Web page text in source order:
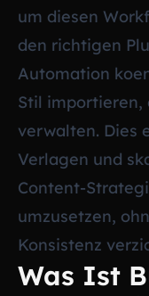
um diesen
den richtigen
Automation
Stil importieren,
verwalten. Dies
Verlagen und
Content-
umzusetzen,
Konsistenz
Was Ist